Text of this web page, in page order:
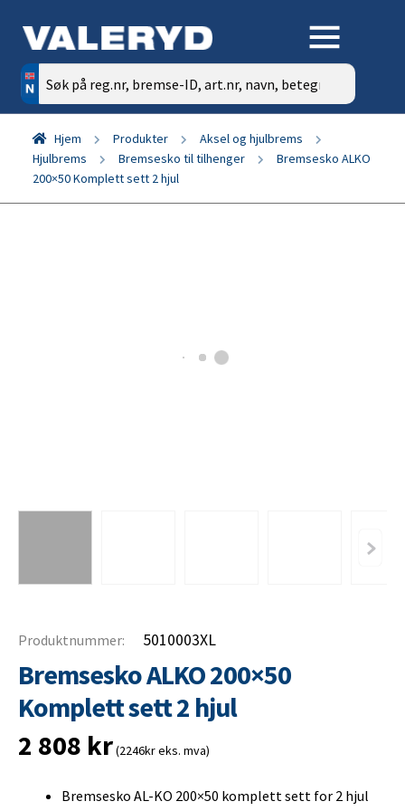
Søk
etter:
Hjem Produkter
Aksel og hjulbrems
Hjulbrems
Bremsesko til tilhenger
Bremsesko ALKO
200×50 Komplett sett 2 hjul
Produktnummer: 5010003XL
Bremsesko ALKO 200×50
Komplett sett 2 hjul
2 808 kr(2246kr eks. mva)
Bremsesko AL-KO 200×50 komplett sett for 2 hjul